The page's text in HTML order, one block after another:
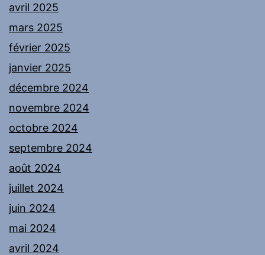
avril 2025
mars 2025
février 2025
janvier 2025
décembre 2024
novembre 2024
octobre 2024
septembre 2024
août 2024
juillet 2024
juin 2024
mai 2024
avril 2024